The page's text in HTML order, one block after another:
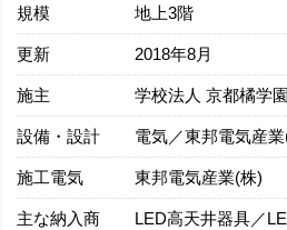
規模 地上3階
更新 2018年8月
施主 学校法人 京都橘学園
設備・設計 電気／東邦電気産
施工電気 東邦電気産業(株)
主な納入商
LED高天井器具／